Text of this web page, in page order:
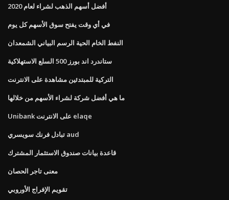
أفضل أسهم الذهب لشراء لعام 2020
في أي وقت يفتح سوق الأسهم كل يوم
النفط الخام الحية الرسم البياني الشمعدان
ستاندرد اند بورز 500 السلع الاستهلاكية
التركية للمبتدئين مشاهدة على الانترنت
ما هي أفضل شركة لشراء الأسهم من خلالها
Unibank على الانترنت elaqe
تبادل فرنك سويسري aud
قاعدة بيانات صندوق الاستثمار المشترك
معنى تاجر الحصان
تقويم الإفراج الأوروبي